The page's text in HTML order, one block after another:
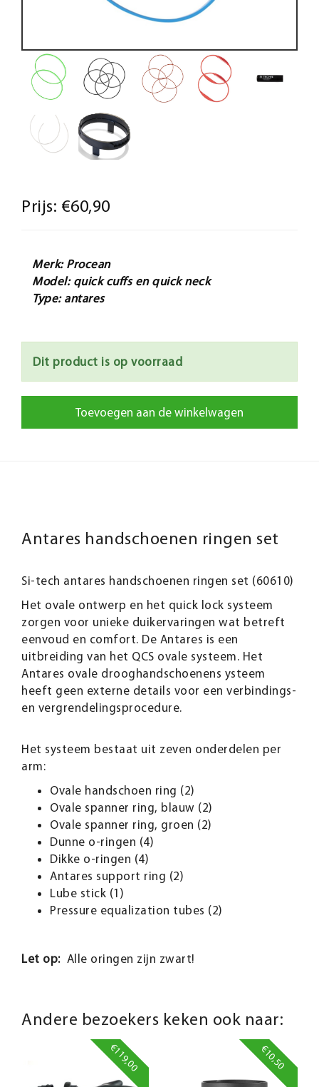
Prijs: €60,90
Merk: Procean
Model: quick cuffs en quick neck
Type: antares
Dit product is op voorraad
Toevoegen aan de winkelwagen
Antares handschoenen ringen set
Si-tech antares handschoenen ringen set (60610)
Het ovale ontwerp en het quick lock systeem
zorgen voor unieke duikervaringen wat betreft
eenvoud en comfort. De Antares is een
uitbreiding van het QCS ovale systeem. Het
Antares ovale drooghandschoenens ysteem
heeft geen externe details voor een verbindings-
en vergrendelingsprocedure.
Het systeem bestaat uit zeven onderdelen per
arm:
Ovale handschoen ring (2)
Ovale spanner ring, blauw (2)
Ovale spanner ring, groen (2)
Dunne o-ringen (4)
Dikke o-ringen (4)
Antares support ring (2)
Lube stick (1)
Pressure equalization tubes (2)
Let op: Alle oringen zijn zwart!
Andere bezoekers keken ook naar:
€119,00 €10,50